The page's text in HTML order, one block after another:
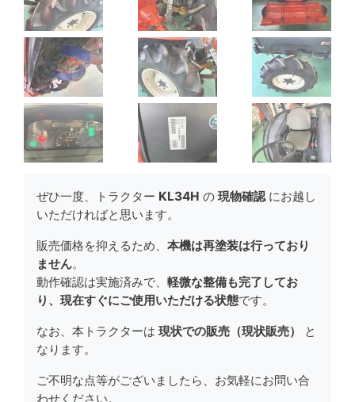
ぜひ一度、トラクター KL34H の 現物確認にお越し
いただければと思います。
販売価格を抑えるため、 本機は再塗装は行っており
ません。
動作確認は実施済みで、 軽微な整備も完了してお
り、現在すぐにご使用いただける状態です。
なお、本トラクターは 現状での販売（現状販売）
と
なります。
ご不明な点等がございましたら、お気軽にお問い合
わせください。